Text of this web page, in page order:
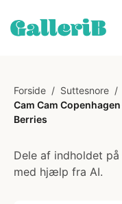
Forside / Suttesnore /
Cam Cam
Berries
Dele af indholdet
med hjælp fra AI.